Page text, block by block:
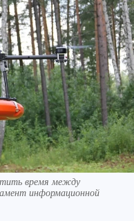
время между
информационной